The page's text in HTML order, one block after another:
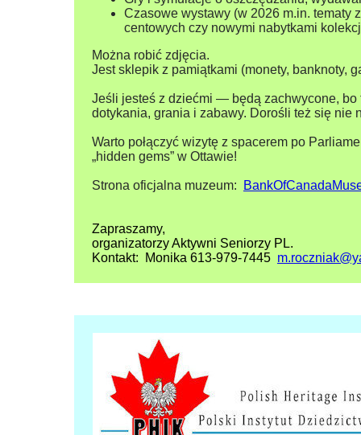
Czasowe wystawy (w 2026 m.in. tematy
centowych czy nowymi nabytkami
Można robić zdjęcia.
Jest sklepik z pamiątkami (monety, banknoty,
Jeśli jesteś z dziećmi — będą zachwycone, bo
dotykania, grania i zabawy. Dorośli też się nie
Warto połączyć wizytę z spacerem po
„hidden gems” w Ottawie!
Strona oficjalna muzeum:
Zapraszamy,
organizatorzy Aktywni Seniorzy PL.
Kontakt: Monika 613-979-7445